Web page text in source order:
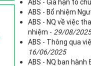
ABS - Gia hạn tổ
ABS - Bổ nhiệm
ABS - NQ về việc
nhiệm - 29/08/2025
ABS - Thông qua
16/06/2025
ABS - NQ ban